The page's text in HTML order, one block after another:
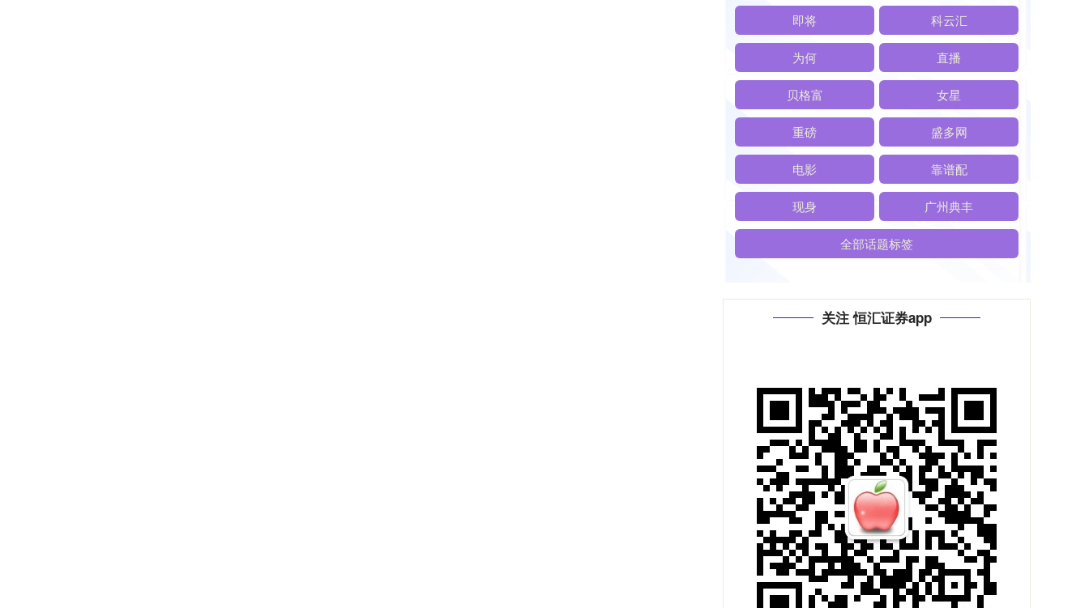
即将 科云汇
为何 直播
贝格富 女星
重磅 盛多网
电影 靠谱配
现身 广州典丰
全部话题标签
关注 恒汇证券app